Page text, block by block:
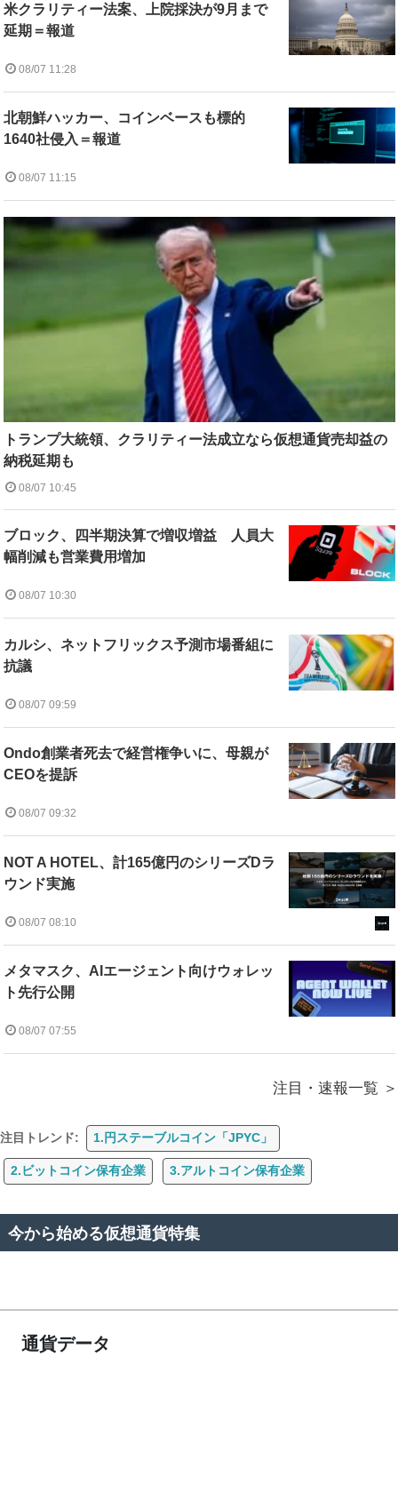
米クラリティー法案、上院採決が9月まで
延期＝報道
08/07 11:28
北朝鮮ハッカー、コインベースも標的
1640社侵入＝報道
08/07 11:15
トランプ大統領、クラリティー法成立なら仮想通貨売却益の
納税延期も
08/07 10:45
ブロック、四半期決算で増収増益 人員大
幅削減も営業費用増加
08/07 10:30
カルシ、ネットフリックス予測市場番組に
抗議
08/07 09:59
Ondo創業者死去で経営権争いに、母親が
CEOを提訴
08/07 09:32
NOT A HOTEL、計165億円のシリーズDラ
ウンド実施
08/07 08:10
メタマスク、AIエージェント向けウォレッ
ト先行公開
08/07 07:55
注目・速報一覧
注目トレンド: 1.円ステーブルコイン「JPYC」
2.ビットコイン保有企業 3.アルトコイン保有企業
今から始める仮想通貨特集
通貨データ